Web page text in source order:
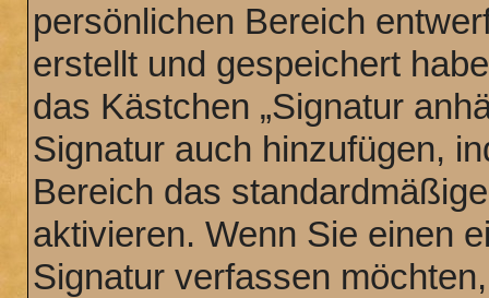
persönlichen Bereich
erstellt und gespeichert
das Kästchen „Signatur
Signatur auch hinzufügen,
Bereich das
aktivieren. Wenn Sie einen
Signatur verfassen